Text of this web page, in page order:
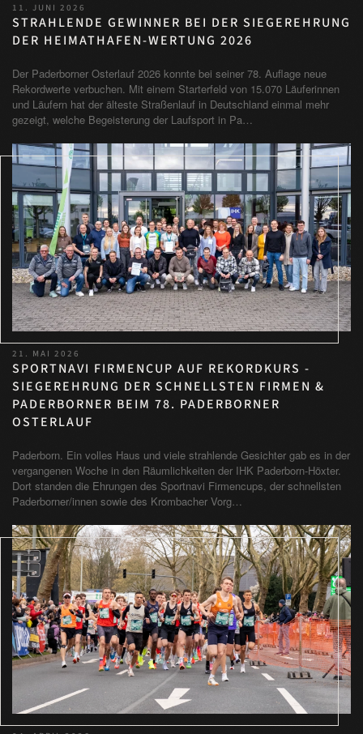
11. JUNI 2026
STRAHLENDE GEWINNER BEI DER SIEGEREHRUNG
DER HEIMATHAFEN-WERTUNG 2026
Der Paderborner Osterlauf 2026 konnte bei seiner 78. Auflage neue
Rekordwerte verbuchen. Mit einem Starterfeld von 15.070 Läuferinnen
und Läufern hat der älteste Straßenlauf in Deutschland einmal mehr
gezeigt, welche Begeisterung der Laufsport in Pa…
21. MAI 2026
SPORTNAVI FIRMENCUP AUF REKORDKURS -
SIEGEREHRUNG DER SCHNELLSTEN FIRMEN &
PADERBORNER BEIM 78. PADERBORNER
OSTERLAUF
Paderborn. Ein volles Haus und viele strahlende Gesichter gab es in der
vergangenen Woche in den Räumlichkeiten der IHK Paderborn-Höxter.
Dort standen die Ehrungen des Sportnavi Firmencups, der schnellsten
Paderborner/innen sowie des Krombacher Vorg…